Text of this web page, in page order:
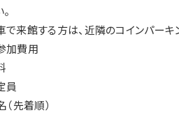
来館する⽅は、近隣のコインパーキ
加費⽤
員
（先着順）